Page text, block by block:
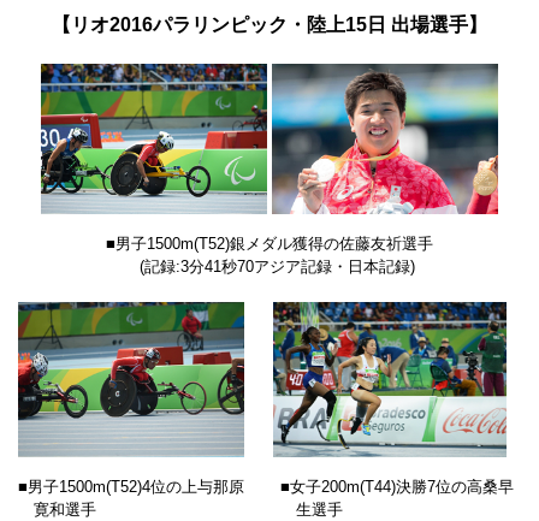
【リオ2016パラリンピック・陸上15日 出場選手】
■男子1500m(T52)銀メダル獲得の佐藤友祈選手
(記録:3分41秒70アジア記録・日本記録)
■男子1500m(T52)4位の上与那原
寛和選手
■女子200m(T44)決勝7位の高桑早
生選手